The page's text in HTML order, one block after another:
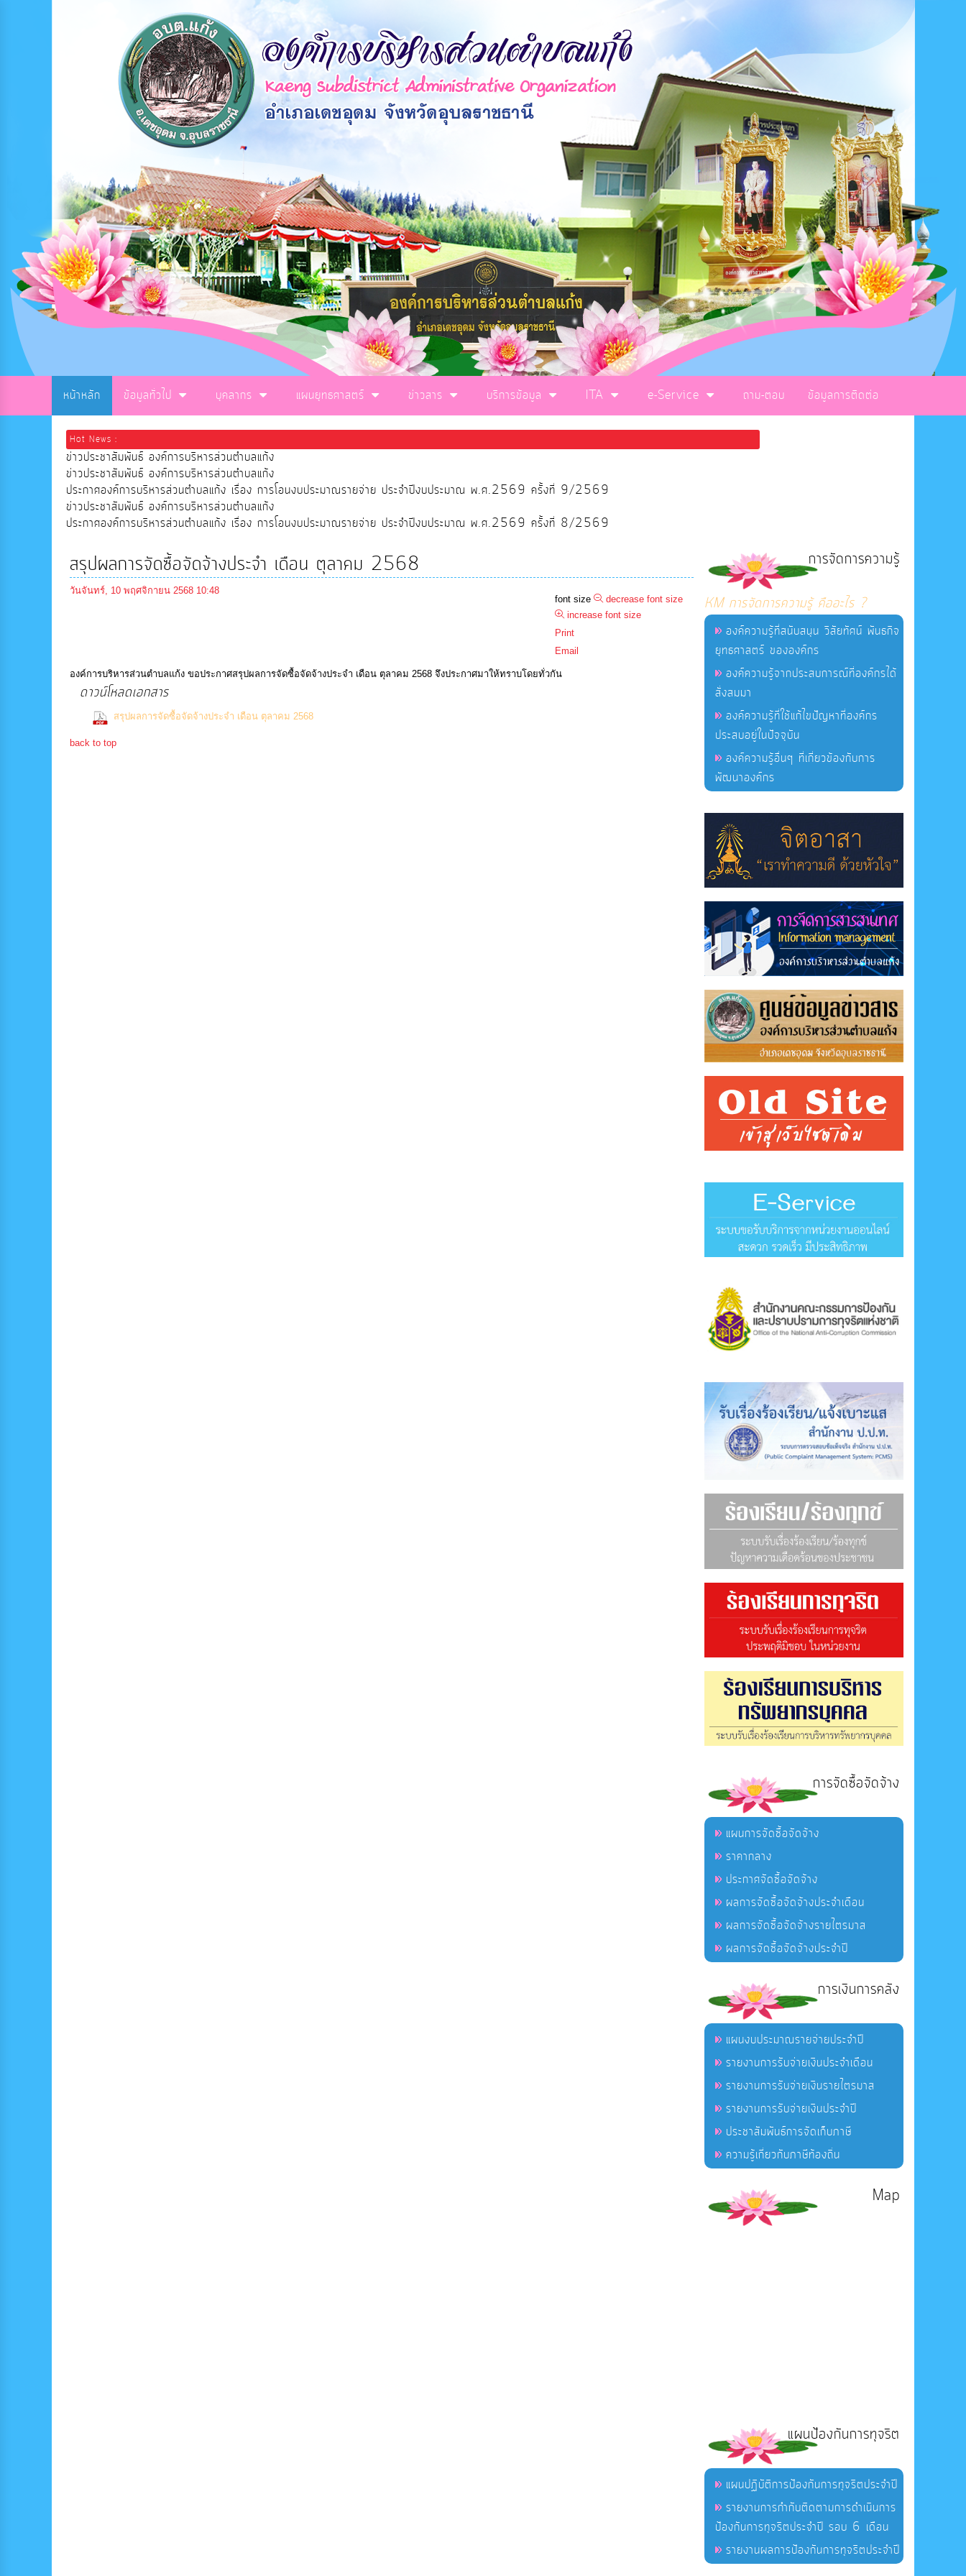
หน้าหลัก ข้อมูลทั่วไป บุคลากร แผนยุทธศาสตร์ ข่าวสาร บริการข้อมูล ITA e-Service ถาม-ตอบ ข้อมูลการติดต่อ
Hot News :
ข่าวประชาสัมพันธ์ องค์การบริหารส่วนตำบลแก้ง
ข่าวประชาสัมพันธ์ องค์การบริหารส่วนตำบลแก้ง
ประกาศองค์การบริหารส่วนตำบลแก้ง เรื่อง การโอนงบประมาณรายจ่าย ประจำปีงบประมาณ พ.ศ.2569 ครั้งที่ 9/2569
ข่าวประชาสัมพันธ์ องค์การบริหารส่วนตำบลแก้ง
ประกาศองค์การบริหารส่วนตำบลแก้ง เรื่อง การโอนงบประมาณรายจ่าย ประจำปีงบประมาณ พ.ศ.2569 ครั้งที่ 8/2569
สรุปผลการจัดซื้อจัดจ้างประจำ เดือน ตุลาคม 2568
วันจันทร์, 10 พฤศจิกายน 2568 10:48
font size
decrease font size
increase font size
Print
Email
องค์การบริหารส่วนตำบลแก้ง ขอประกาศสรุปผลการจัดซื้อจัดจ้างประจำ เดือน ตุลาคม 2568 จึงประกาศมาให้ทราบโดยทั่วกัน
ดาวน์โหลดเอกสาร
สรุปผลการจัดซื้อจัดจ้างประจำ เดือน ตุลาคม 2568
back to top
การจัดการความรู้
KM การจัดการความรู้ คืออะไร ?
องค์ความรู้ที่สนับสนุน วิสัยทัศน์ พันธกิจ
ยุทธศาสตร์ ขององค์กร
องค์ความรู้จากประสบการณ์ที่องค์กรได้
สั่งสมมา
องค์ความรู้ที่ใช้แก้ไขปัญหาที่องค์กร
ประสบอยู่ในปัจจุบัน
องค์ความรู้อื่นๆ ที่เกี่ยวข้องกับการ
พัฒนาองค์กร
การจัดซื้อจัดจ้าง
แผนการจัดซื้อจัดจ้าง
ราคากลาง
ประกาศจัดซื้อจัดจ้าง
ผลการจัดซื้อจัดจ้างประจำเดือน
ผลการจัดซื้อจัดจ้างรายไตรมาส
ผลการจัดซื้อจัดจ้างประจำปี
การเงินการคลัง
แผนงบประมาณรายจ่ายประจำปี
รายงานการรับจ่ายเงินประจำเดือน
รายงานการรับจ่ายเงินรายไตรมาส
รายงานการรับจ่ายเงินประจำปี
ประชาสัมพันธ์การจัดเก็บภาษี
ความรู้เกี่ยวกับภาษีท้องถิ่น
Map
แผนป้องกันการทุจริต
แผนปฏิบัติการป้องกันการทุจริตประจำปี
รายงานการกำกับติดตามการดำเนินการ
ป้องกันการทุจริตประจำปี รอบ 6 เดือน
รายงานผลการป้องกันการทุจริตประจำปี